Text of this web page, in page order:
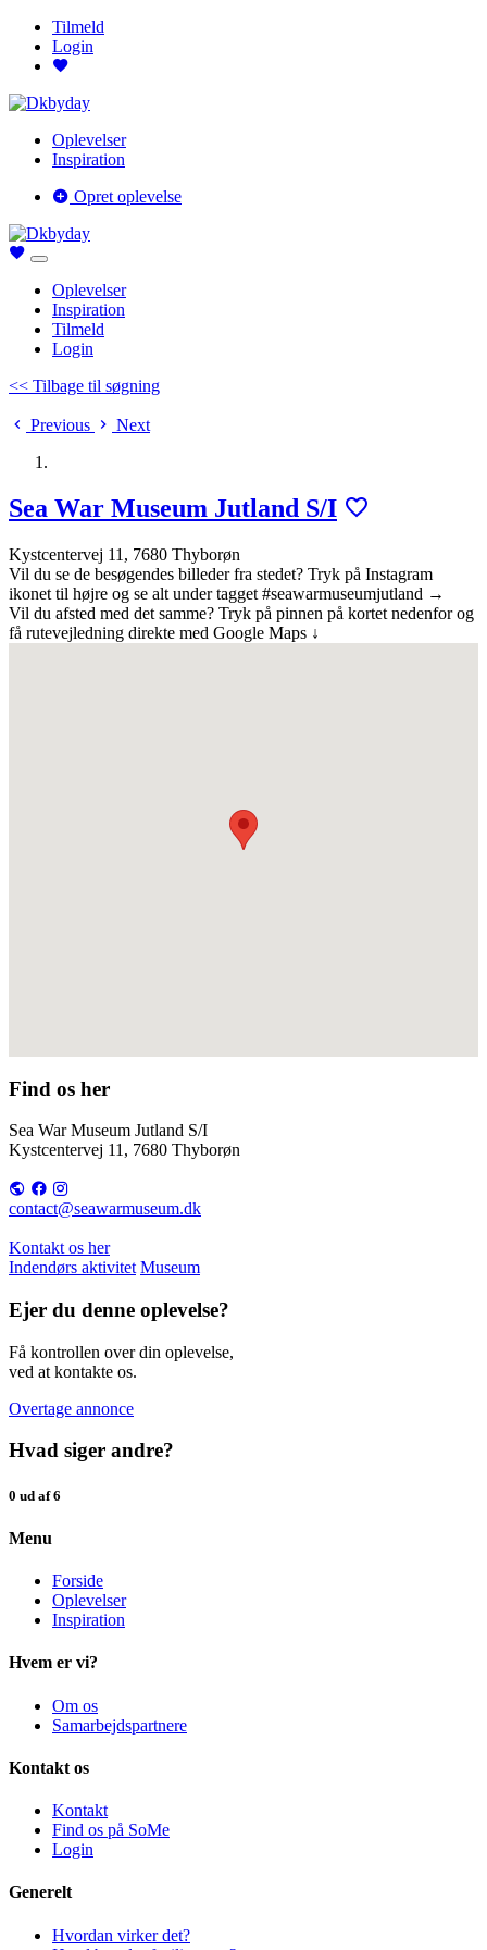
Tilmeld
Login
Oplevelser
Inspiration
Opret oplevelse
Oplevelser
Inspiration
Tilmeld
Login
<< Tilbage til søgning
Previous Next
Sea War Museum Jutland S/I
Kystcentervej 11, 7680 Thyborøn
Vil du se de besøgendes billeder fra stedet? Tryk på Instagram
ikonet til højre og se alt under tagget #seawarmuseumjutland →
Vil du afsted med det samme? Tryk på pinnen på kortet nedenfor og
få rutevejledning direkte med Google Maps ↓
Find os her
Sea War Museum Jutland S/I
Kystcentervej 11, 7680 Thyborøn
contact@seawarmuseum.dk
Kontakt os her
Indendørs aktivitet Museum
Ejer du denne oplevelse?
Få kontrollen over din oplevelse,
ved at kontakte os.
Overtage annonce
Hvad siger andre?
0 ud af 6
Menu
Forside
Oplevelser
Inspiration
Hvem er vi?
Om os
Samarbejdspartnere
Kontakt os
Kontakt
Find os på SoMe
Login
Generelt
Hvordan virker det?